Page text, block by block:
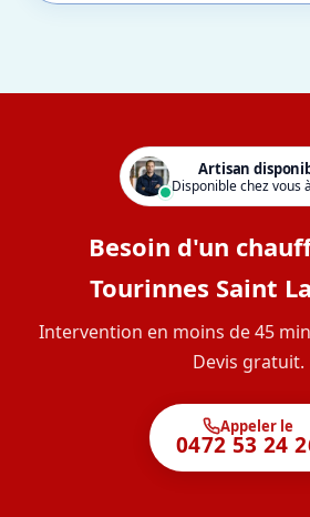
Artisan
Disponible chez vous
Besoin d'un
Tourinnes Saint
Intervention en moins de 45
Devis gratuit.
Appeler le
0472 53 24